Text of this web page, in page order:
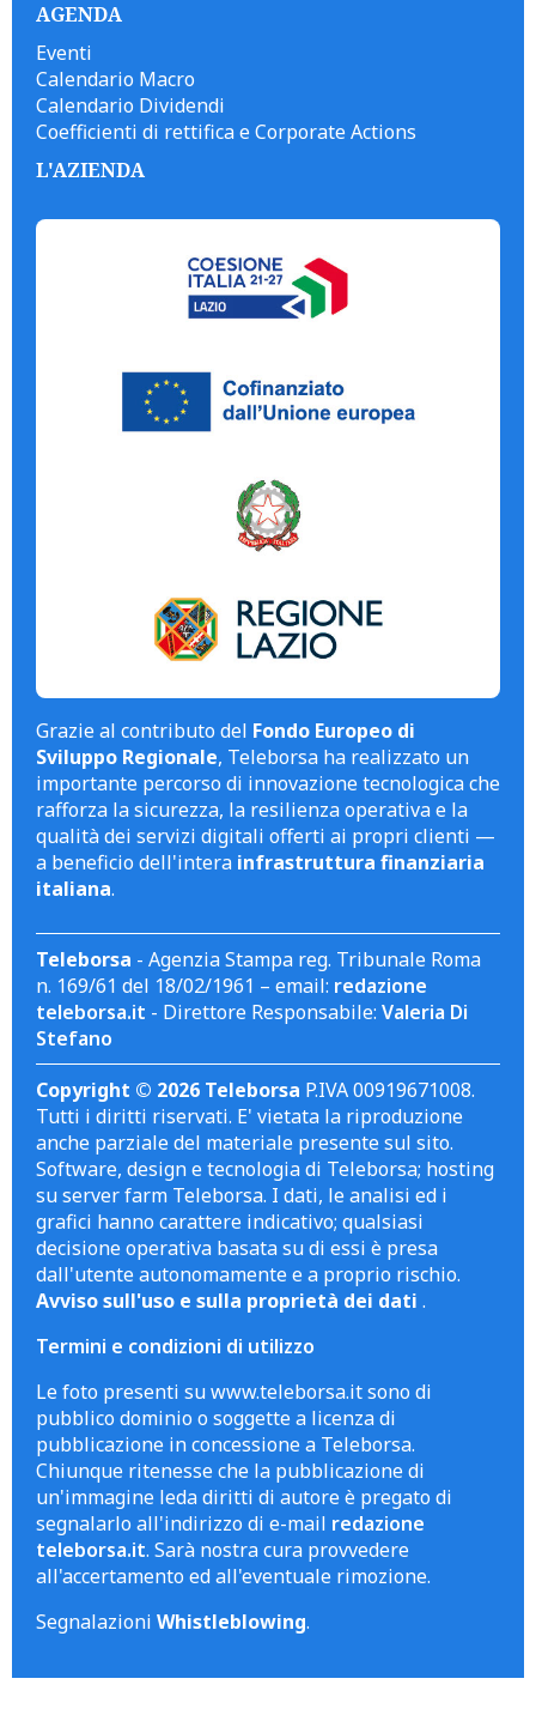
AGENDA
Eventi
Calendario Macro
Calendario Dividendi
Coefficienti di rettifica e Corporate Actions
L'AZIENDA
Grazie al contributo del Fondo Europeo di
Sviluppo Regionale, Teleborsa ha realizzato un
importante percorso di innovazione tecnologica che
rafforza la sicurezza, la resilienza operativa e la
qualità dei servizi digitali offerti ai propri clienti —
a beneficio dell'intera infrastruttura finanziaria
italiana.
Teleborsa - Agenzia Stampa reg. Tribunale Roma
n. 169/61 del 18/02/1961 – email: redazione
teleborsa.it - Direttore Responsabile: Valeria Di
Stefano
Copyright © 2026 Teleborsa P.IVA 00919671008.
Tutti i diritti riservati. E' vietata la riproduzione
anche parziale del materiale presente sul sito.
Software, design e tecnologia di Teleborsa; hosting
su server farm Teleborsa. I dati, le analisi ed i
grafici hanno carattere indicativo; qualsiasi
decisione operativa basata su di essi è presa
dall'utente autonomamente e a proprio rischio.
Avviso sull'uso e sulla proprietà dei dati .
Termini e condizioni di utilizzo
Le foto presenti su www.teleborsa.it sono di
pubblico dominio o soggette a licenza di
pubblicazione in concessione a Teleborsa.
Chiunque ritenesse che la pubblicazione di
un'immagine leda diritti di autore è pregato di
segnalarlo all'indirizzo di e-mail redazione
teleborsa.it. Sarà nostra cura provvedere
all'accertamento ed all'eventuale rimozione.
Segnalazioni Whistleblowing.